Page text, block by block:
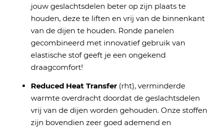
jouw geslachtsdelen beter op zijn plaats te
houden, deze te liften en vrij van de binnenkant
van de dijen te houden. Ronde panelen
gecombineerd met innovatief gebruik van
elastische stof geeft je een ongekend
draagcomfort!
Reduced Heat Transfer(rht), verminderde
warmte overdracht doordat de geslachtsdelen
vrij van de dijen worden gehouden. Onze stoffen
zijn bovendien zeer goed ademend en